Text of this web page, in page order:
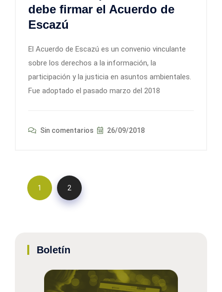
debe firmar el Acuerdo de
Escazú
El Acuerdo de Escazú es un convenio vinculante
sobre los derechos a la información, la
participación y la justicia en asuntos ambientales.
Fue adoptado el pasado marzo del 2018
Sin comentarios 26/09/2018
1 2
Boletín